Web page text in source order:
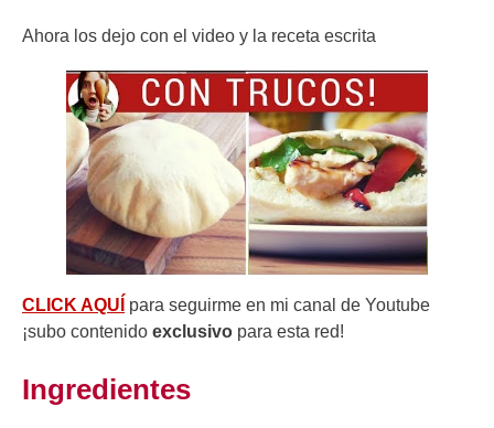
Ahora los dejo con el video y la receta escrita
CLICK AQUÍ para seguirme en mi canal de Youtube
¡subo contenido exclusivo para esta red!
Ingredientes